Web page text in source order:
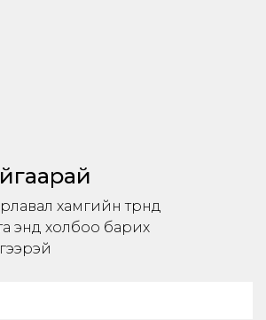
хамгийн түрүүнд
энд холбоо барих